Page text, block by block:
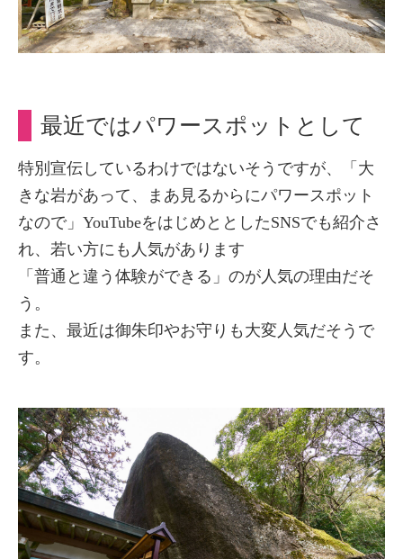
最近ではパワースポットとして
特別宣伝しているわけではないそうですが、「大
きな岩があって、まあ見るからにパワースポット
なので」YouTubeをはじめととしたSNSでも紹介さ
れ、若い方にも人気があります
「普通と違う体験ができる」のが人気の理由だそ
う。
また、最近は御朱印やお守りも大変人気だそうで
す。